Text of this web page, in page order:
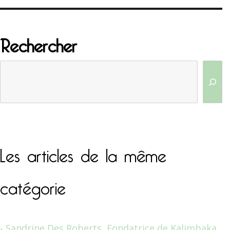
Rechercher
Les articles de la même
catégorie